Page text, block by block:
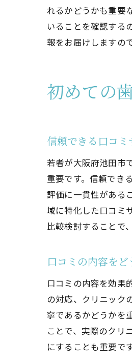
れるかどうかも重要
いることを確認する
報をお届けしますの
初めての
信頼できる口コミ
若者が大阪府池田市
重要です。信頼でき
評価に一貫性がある
域に特化した口コミ
比較検討することで
口コミの内容を
口コミの内容を効果
の対応、クリニック
寧であるかどうかを
ことで、実際のクリ
にすることも重要で